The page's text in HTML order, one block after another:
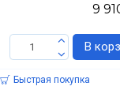
9
В
Быстрая покупка